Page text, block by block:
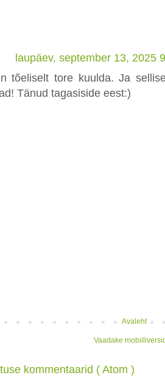
laupäev, september 13, 2025
tõeliselt tore kuulda. Ja
Tänud tagasiside eest:)
Avaleht
Vaadake
kommentaarid ( Atom )